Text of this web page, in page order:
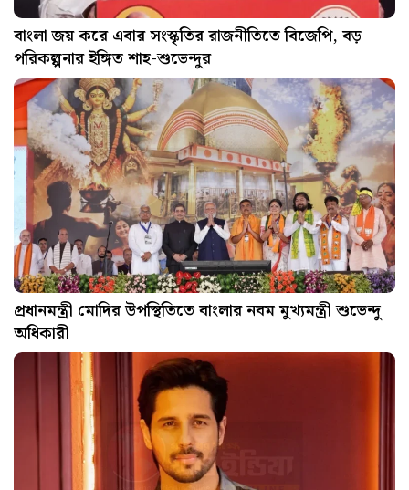
বাংলা জয় করে এবার সংস্কৃতির রাজনীতিতে বিজেপি, বড়
পরিকল্পনার ইঙ্গিত শাহ-শুভেন্দুর
প্রধানমন্ত্রী মোদির উপস্থিতিতে বাংলার নবম মুখ্যমন্ত্রী শুভেন্দু
অধিকারী